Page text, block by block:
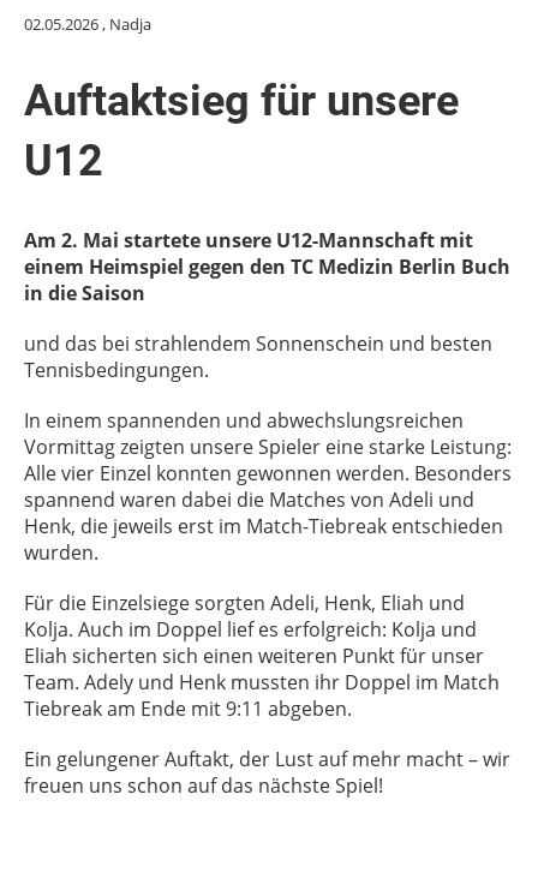
02.05.2026, Nadja
Auftaktsieg für unsere
U12
Am 2. Mai startete unsere U12-Mannschaft mit
einem Heimspiel gegen den TC Medizin Berlin Buch
in die Saison
und das bei strahlendem Sonnenschein und besten
Tennisbedingungen.
In einem spannenden und abwechslungsreichen
Vormittag zeigten unsere Spieler eine starke Leistung:
Alle vier Einzel konnten gewonnen werden. Besonders
spannend waren dabei die Matches von Adeli und
Henk, die jeweils erst im Match-Tiebreak entschieden
wurden.
Für die Einzelsiege sorgten Adeli, Henk, Eliah und
Kolja. Auch im Doppel lief es erfolgreich: Kolja und
Eliah sicherten sich einen weiteren Punkt für unser
Team. Adely und Henk mussten ihr Doppel im Match
Tiebreak am Ende mit 9:11 abgeben.
Ein gelungener Auftakt, der Lust auf mehr macht – wir
freuen uns schon auf das nächste Spiel!